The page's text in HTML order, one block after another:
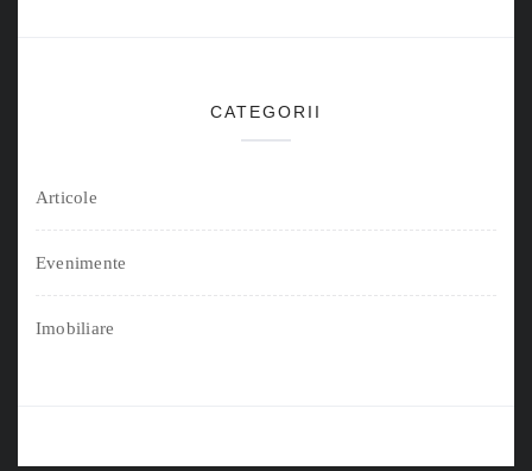
CATEGORII
Articole
Evenimente
Imobiliare